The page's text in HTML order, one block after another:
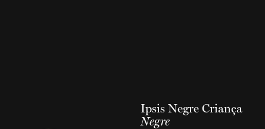
Ipsis Negre Criança
Negre